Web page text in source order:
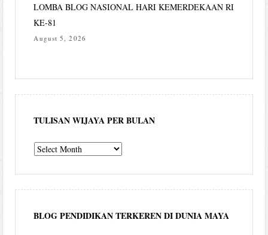
LOMBA BLOG NASIONAL HARI KEMERDEKAAN RI
KE-81
August 5, 2026
TULISAN WIJAYA PER BULAN
Tulisan
per
bulan
BLOG PENDIDIKAN TERKEREN DI DUNIA MAYA